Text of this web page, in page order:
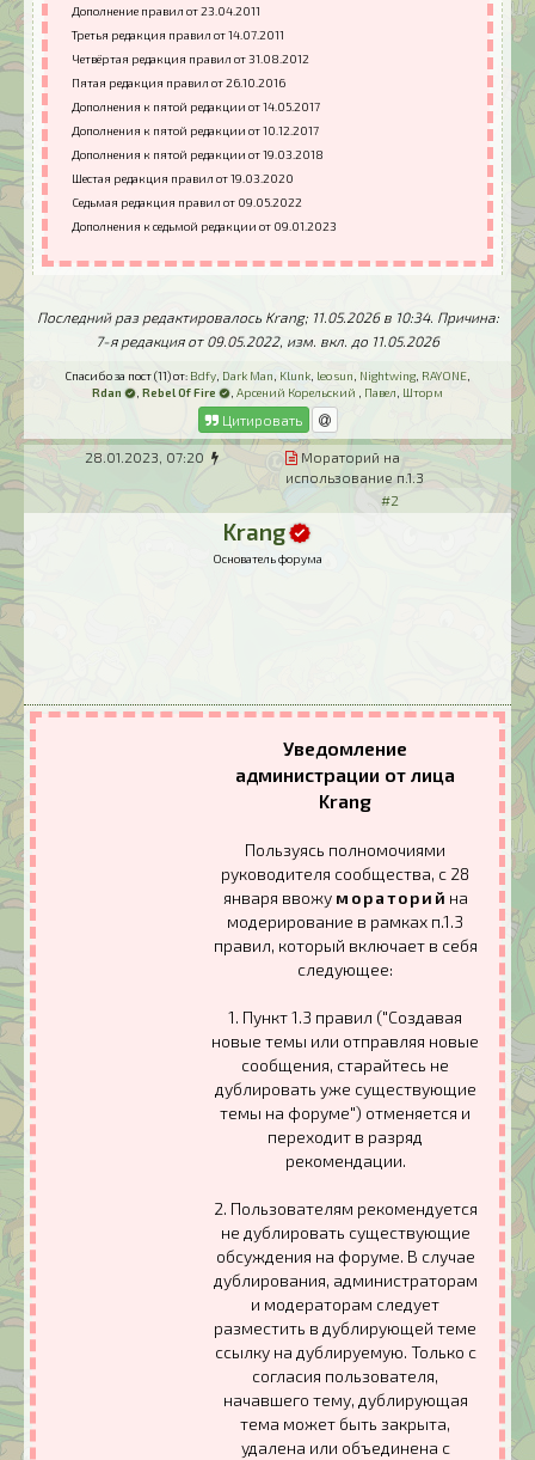
Дополнение правил от 23.04.2011
Третья редакция правил от 14.07.2011
Четвёртая редакция правил от 31.08.2012
Пятая редакция правил от 26.10.2016
Дополнения к пятой редакции от 14.05.2017
Дополнения к пятой редакции от 10.12.2017
Дополнения к пятой редакции от 19.03.2018
Шестая редакция правил от 19.03.2020
Седьмая редакция правил от 09.05.2022
Дополнения к седьмой редакции от 09.01.2023
Последний раз редактировалось Krang; 11.05.2026 в 10:34. Причина:
7-я редакция от 09.05.2022, изм. вкл. до 11.05.2026
Спасибо за пост (11) от: Bdfy Dark Man Klunk leo sun Nightwing RAYONE
Rdan
Rebel Of Fire Арсений Корельский Павел Шторм
Цитировать
28.01.2023, 07:20
Мораторий на
использование п.1.3
#2
Krang
Основатель форума
Уведомление
администрации от лица
Krang
Пользуясь полномочиями
руководителя сообщества, с 28
января ввожу м о р а т о р и й на
модерирование в рамках п.1.3
правил, который включает в себя
следующее:
1. Пункт 1.3 правил ("Создавая
новые темы или отправляя новые
сообщения, старайтесь не
дублировать уже существующие
темы на форуме") отменяется и
переходит в разряд
рекомендации.
2. Пользователям рекомендуется
не дублировать существующие
обсуждения на форуме. В случае
дублирования, администраторам
и модераторам следует
разместить в дублирующей теме
ссылку на дублируемую. Только с
согласия пользователя,
начавшего тему, дублирующая
тема может быть закрыта,
удалена или объединена с